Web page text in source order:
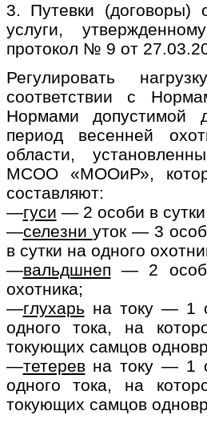
3. Путевки (договоры)
услуги,
протокол № 9 от
Регулировать
соответствии с
Нормами допустимой
период весенней
области,
МСОО «МООиР»,
составляют:
—гуси — 2 особи в
—селезни уток — 3
в сутки на одного
—вальдшнеп — 2
охотника;
—глухарь на току — 1
одного тока, на
токующих самцов
—тетеревна току — 1
одного тока, на
токующих самцов